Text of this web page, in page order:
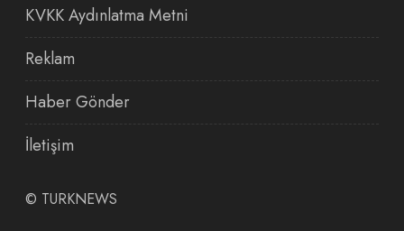
KVKK Aydınlatma Metni
Reklam
Haber Gönder
İletişim
© TURKNEWS